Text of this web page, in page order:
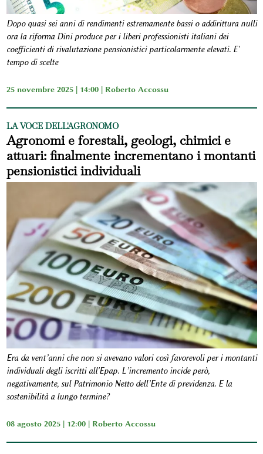
Dopo quasi sei anni di rendimenti estremamente bassi o addirittura nulli
ora la riforma Dini produce per i liberi professionisti italiani dei
coefficienti di rivalutazione pensionistici particolarmente elevati. E'
tempo di scelte
25 novembre 2025 | 14:00 | Roberto Accossu
LA VOCE DELL'AGRONOMO
Agronomi e forestali, geologi, chimici e
attuari: finalmente incrementano i montanti
pensionistici individuali
Era da vent’anni che non si avevano valori così favorevoli per i montanti
individuali degli iscritti all'Epap. L’incremento incide però,
negativamente, sul Patrimonio Netto dell’Ente di previdenza. E la
sostenibilità a lungo termine?
08 agosto 2025 | 12:00 | Roberto Accossu